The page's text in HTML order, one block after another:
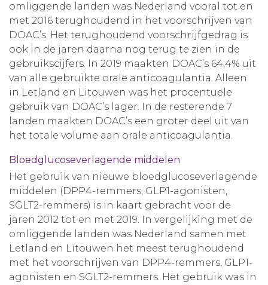
omliggende landen was Nederland vooral tot en
met 2016 terughoudend in het voorschrijven van
DOAC’s. Het terughoudend voorschrijfgedrag is
ook in de jaren daarna nog terug te zien in de
gebruikscijfers. In 2019 maakten DOAC’s 64,4% uit
van alle gebruikte orale anticoagulantia. Alleen
in Letland en Litouwen was het procentuele
gebruik van DOAC’s lager. In de resterende 7
landen maakten DOAC’s een groter deel uit van
het totale volume aan orale anticoagulantia.
Bloedglucoseverlagende middelen
Het gebruik van nieuwe bloedglucoseverlagende
middelen (DPP4-remmers, GLP1-agonisten,
SGLT2-remmers) is in kaart gebracht voor de
jaren 2012 tot en met 2019. In vergelijking met de
omliggende landen was Nederland samen met
Letland en Litouwen het meest terughoudend
met het voorschrijven van DPP4-remmers, GLP1-
agonisten en SGLT2-remmers. Het gebruik was in